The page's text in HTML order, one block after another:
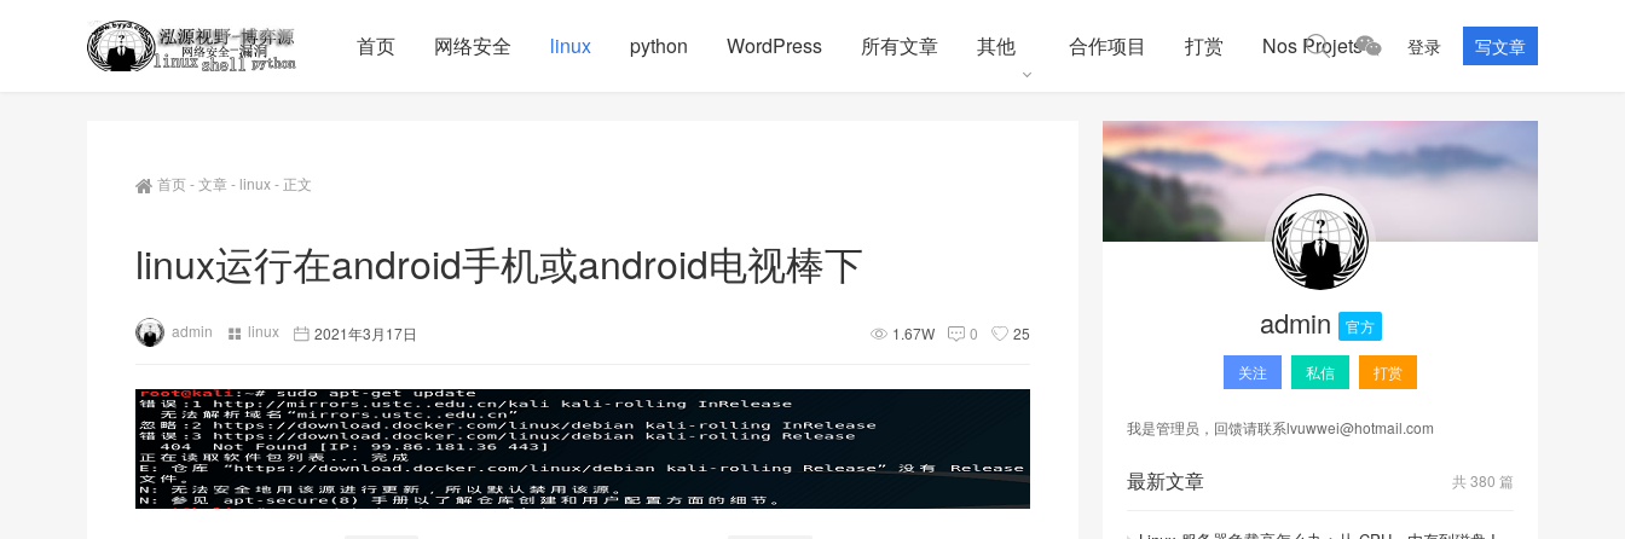
首页 网络安全 linux python WordPress 所有文章 其他 合作项目 打赏 Nos Projets 登录 写文章
首页-文章- linux- 正文
linux运行在android手机或android电视棒下
admin linux 2021年3月17日 1.67W 0 25 admin 官方
关注 私信 打赏
我是管理员，回馈请联系lvuwwei@hotmail.com
最新文章 共 380 篇